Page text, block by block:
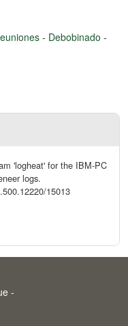
- Debobinado -
'logheat' for the IBM-PC
logs.
15013
-